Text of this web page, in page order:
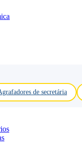
de secretária